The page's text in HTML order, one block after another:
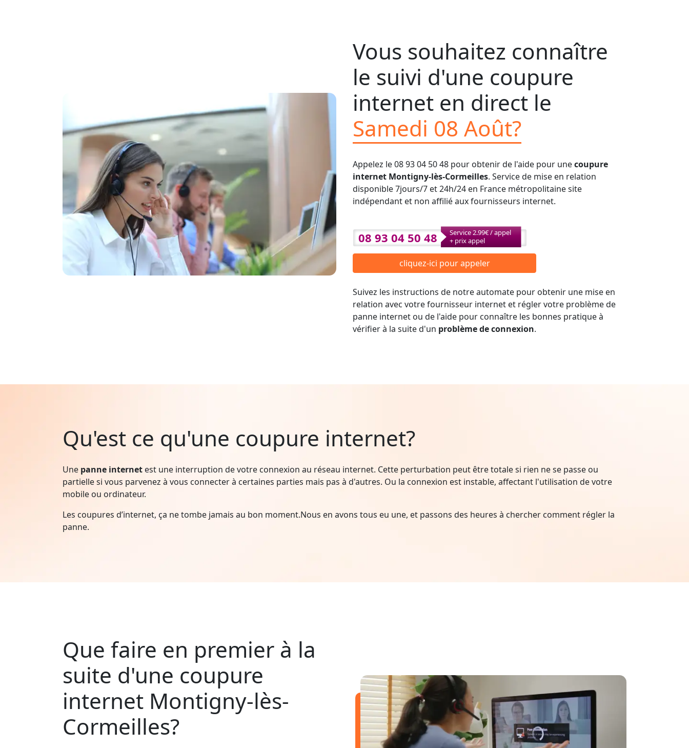
Vous souhaitez connaître
le suivi d'une coupure
internet en direct le
Samedi 08 Août?
Appelez le 08 93 04 50 48 pour obtenir de l'aide pour unecoupure
internet Montigny-lès-Cormeilles. Service de mise en relation
disponible 7jours/7 et 24h/24 en France métropolitaine site
indépendant et non affilié aux fournisseurs internet.
08 93 04 50 48
Service 2.99€ / appel
+ prix appel
cliquez-ici pour appeler
Suivez les instructions de notre automate pour obtenir une mise en
relation avec votre fournisseur internet et régler votre problème de
panne internet ou de l'aide pour connaître les bonnes pratique à
vérifier à la suite d'un problème de connexion.
Qu'est ce qu'une coupure internet?
Une panne internet est une interruption de votre connexion au réseau internet. Cette perturbation peut être totale si rien ne se passe ou
partielle si vous parvenez à vous connecter à certaines parties mais pas à d'autres. Ou la connexion est instable, affectant l'utilisation de votre
mobile ou ordinateur.
Les coupures d’internet, ça ne tombe jamais au bon moment.Nous en avons tous eu une, et passons des heures à chercher comment régler la
panne.
Que faire en premier à la
suite d'une coupure
internet Montigny-lès-
Cormeilles?